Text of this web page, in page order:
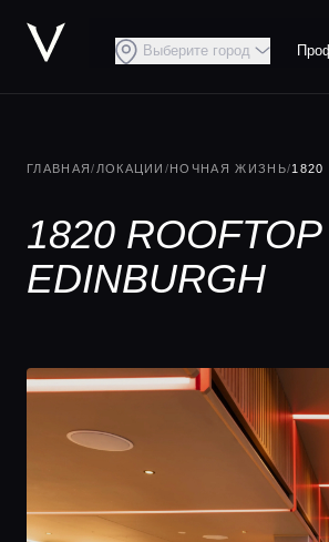
Выберите город
ГЛАВНАЯ/ ЛОКАЦИИ /НОЧНАЯ ЖИЗНЬ/1820
1820
EDINBURGH